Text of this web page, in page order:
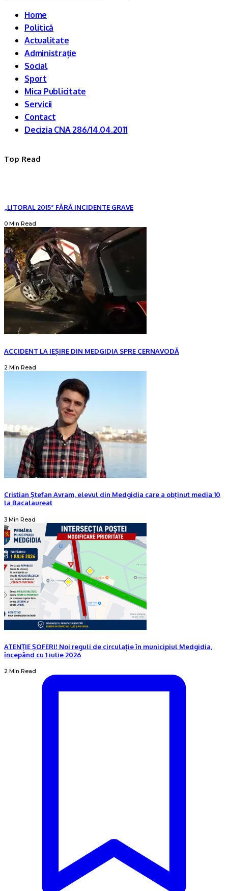
Home
Politică
Actualitate
Administrație
Social
Sport
Mica Publicitate
Servicii
Contact
Decizia CNA 286/14.04.2011
Top Read
„LITORAL 2015” FĂRĂ INCIDENTE GRAVE
0 Min Read
ACCIDENT LA IEȘIRE DIN MEDGIDIA SPRE CERNAVODĂ
2 Min Read
Cristian Ștefan Avram, elevul din Medgidia care a obținut media 10
la Bacalaureat
3 Min Read
ATENȚIE ȘOFERI! Noi reguli de circulație în municipiul Medgidia,
începând cu 1 iulie 2026
2 Min Read